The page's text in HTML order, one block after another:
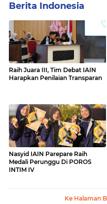
Berita Indonesia
Raih Juara III, Tim Debat IAIN
Harapkan Penilaian Transparan
Nasyid IAIN Parepare Raih
Medali Perunggu Di POROS
INTIM IV
Ke Halaman